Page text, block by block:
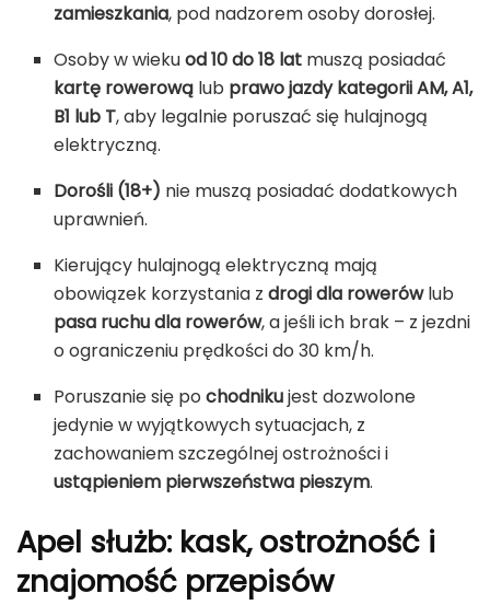
zamieszkania, pod nadzorem osoby dorosłej.
Osoby w wiekuod 10 do 18 lat muszą posiadać
kartę rowerową lub prawo jazdy kategorii AM, A1,
B1 lub T, aby legalnie poruszać się hulajnogą
elektryczną.
Dorośli (18+) nie muszą posiadać dodatkowych
uprawnień.
Kierujący hulajnogą elektryczną mają
obowiązek korzystania zdrogi dla rowerówlub
pasa ruchu dla rowerów, a jeśli ich brak – z jezdni
o ograniczeniu prędkości do 30 km/h.
Poruszanie się pochodnikujest dozwolone
jedynie w wyjątkowych sytuacjach, z
zachowaniem szczególnej ostrożności i
ustąpieniem pierwszeństwa pieszym.
Apel służb: kask, ostrożność i
znajomość przepisów